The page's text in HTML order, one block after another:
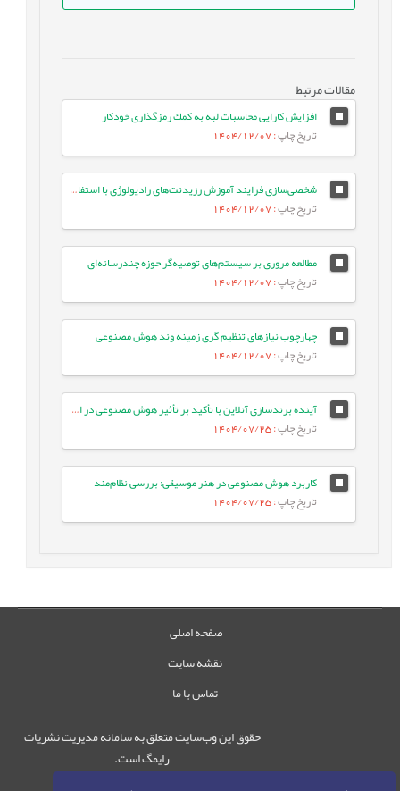
مقالات مرتبط
افزايش كارايى محاسبات لبه به كمك رمزگذارى خودكار
تاریخ چاپ: 1404/12/07
شخصی‌سازی فرایند آموزش رزیدنت‌های رادیولوژی با استفاده از یادگیری عمیق و استخراج تعاملی مدل خطاهای تشخیصی آنان
تاریخ چاپ: 1404/12/07
مطالعه مروری بر سیستم‌های توصیه‌گر حوزه چندرسانه‌ای
تاریخ چاپ: 1404/12/07
چهارچوب نیازهای تنظیم گری زمینه وند هوش مصنوعی
تاریخ چاپ: 1404/12/07
آینده برندسازی آنلاین با تأکید بر تأثیر هوش مصنوعی در افق 2025
تاریخ چاپ: 1404/07/25
کاربرد هوش مصنوعی در هنر موسیقی: بررسی نظام‌مند
تاریخ چاپ: 1404/07/25
صفحه اصلی
نقشه سایت
تماس با ما
حقوق این وب‌سایت متعلق به سامانه مدیریت نشریات
رایمگ است.
حق نشر 1405-1396